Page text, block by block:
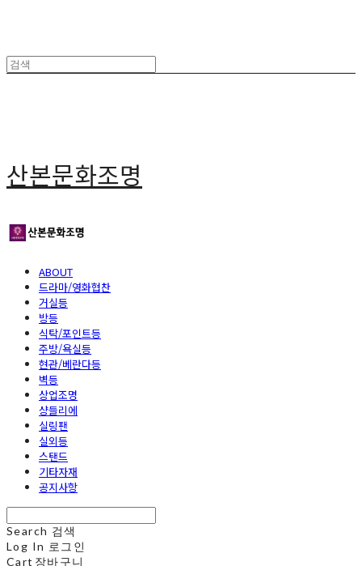
산본문화조명
ABOUT
드라마/영화협찬
거실등
방등
식탁/포인트등
주방/욕실등
현관/베란다등
벽등
상업조명
샹들리에
실링팬
실외등
스탠드
기타자재
공지사항
Search 검색
Log In 로그인
Cart 장바구니